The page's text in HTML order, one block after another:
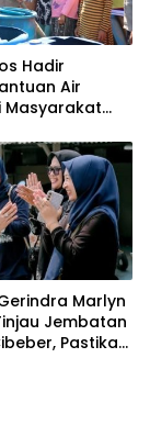
Hadir
Air
Masyarakat
Marlyn
Jembatan
Pastikan